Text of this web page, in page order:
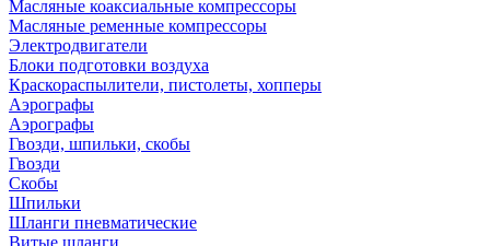
Масляные коаксиальные компрессоры
Масляные ременные компрессоры
Электродвигатели
Блоки подготовки воздуха
Краскораспылители, пистолеты, хопперы
Аэрографы
Аэрографы
Гвозди, шпильки, скобы
Гвозди
Скобы
Шпильки
Шланги пневматические
Витые шланги